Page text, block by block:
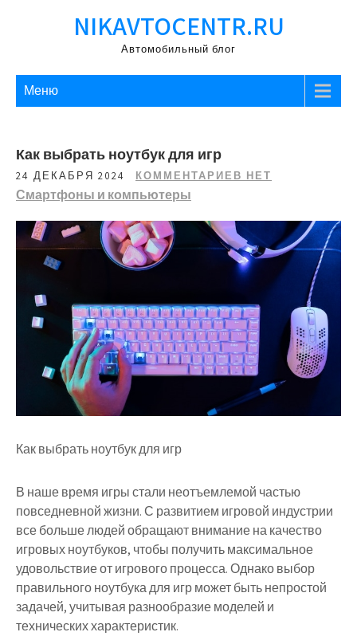
NIKAVTOCENTR.RU
Автомобильный блог
Меню
Как выбрать ноутбук для игр
24 ДЕКАБРЯ 2024 КОММЕНТАРИЕВ НЕТ
Смартфоны и компьютеры
Как выбрать ноутбук для игр
В наше время игры стали неотъемлемой частью
повседневной жизни. С развитием игровой индустрии
все больше людей обращают внимание на качество
игровых ноутбуков, чтобы получить максимальное
удовольствие от игрового процесса. Однако выбор
правильного ноутбука для игр может быть непростой
задачей, учитывая разнообразие моделей и
технических характеристик.